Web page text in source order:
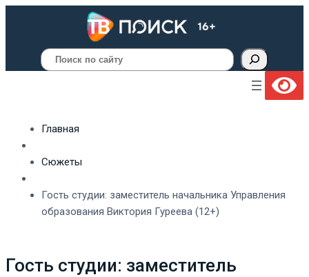
Поиск
Главная
Сюжеты
Гость студии: заместитель начальника Управления
образования Виктория Гуреева (12+)
Гость студии: заместитель